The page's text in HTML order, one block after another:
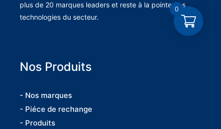
plus de 20 marques leaders et reste à la pointe des
technologies du secteur.
Nos Produits
- Nos marques
- Piéce de rechange
- Produits
0